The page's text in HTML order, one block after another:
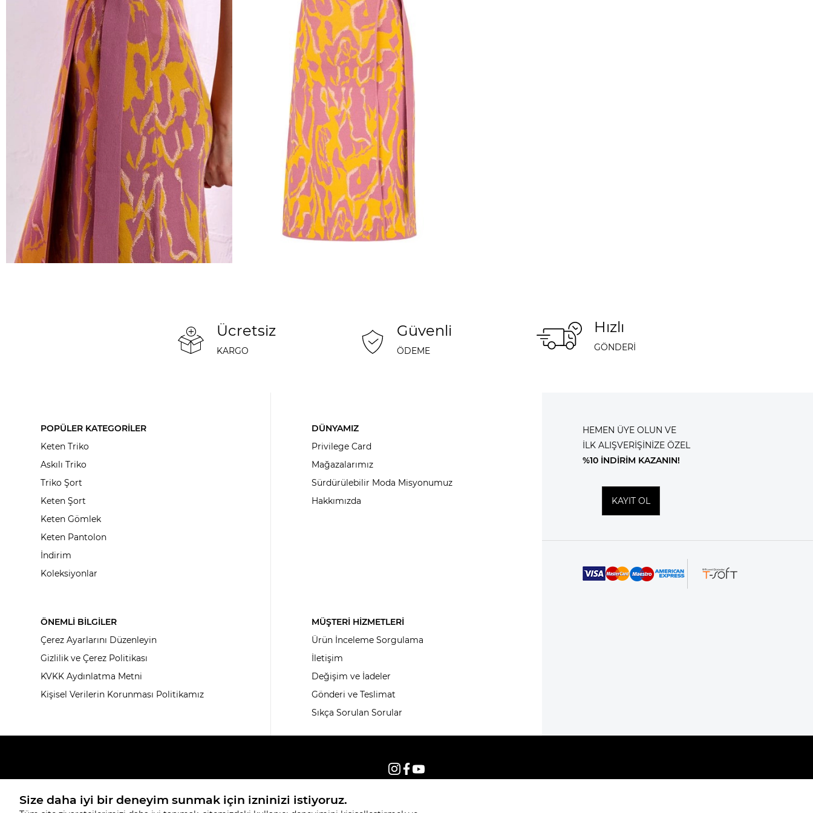
Ücretsiz
KARGO
Güvenli
ÖDEME
Hızlı
GÖNDERİ
POPÜLER KATEGORİLER
Keten Triko
Askılı Triko
Triko Şort
Keten Şort
Keten Gömlek
Keten Pantolon
İndirim
Koleksiyonlar
DÜNYAMIZ
Privilege Card
Mağazalarımız
Sürdürülebilir Moda Misyonumuz
Hakkımızda
ÖNEMLİ BİLGİLER
Çerez Ayarlarını Düzenleyin
Gizlilik ve Çerez Politikası
KVKK Aydınlatma Metni
Kişisel Verilerin Korunması Politikamız
MÜŞTERİ HİZMETLERİ
Ürün İnceleme Sorgulama
İletişim
Değişim ve İadeler
Gönderi ve Teslimat
Sıkça Sorulan Sorular
HEMEN ÜYE OLUN VE
İLK ALIŞVERİŞİNİZE ÖZEL
%10 İNDİRİM KAZANIN!
KAYIT OL
© 2026, Tüm hakları saklıdır KNITSS